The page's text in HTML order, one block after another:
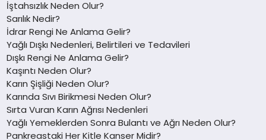
İştahsızlık Neden Olur?
Sarılık Nedir?
İdrar Rengi Ne Anlama Gelir?
Yağlı Dışkı Nedenleri, Belirtileri ve Tedavileri
Dışkı Rengi Ne Anlama Gelir?
Kaşıntı Neden Olur?
Karın Şişliği Neden Olur?
Karında Sıvı Birikmesi Neden Olur?
Sırta Vuran Karın Ağrısı Nedenleri
Yağlı Yemeklerden Sonra Bulantı ve Ağrı Neden Olur?
Pankreastaki Her Kitle Kanser Midir?